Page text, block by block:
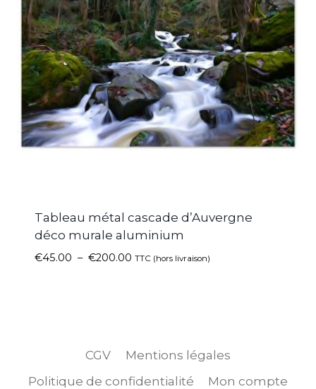
Tableau métal cascade d’Auvergne
déco murale aluminium
€45.00 – €200.00 TTC (hors livraison)
CGV
Mentions légales
Politique de confidentialité
Mon compte